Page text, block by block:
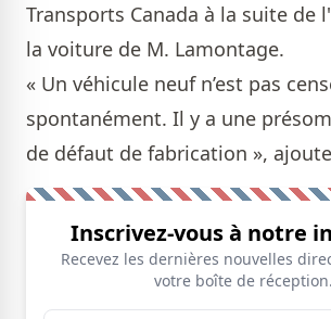
Transports Canada à la suite de
la voiture de M. Lamontage.
« Un véhicule neuf n’est pas
spontanément. Il y a une
de défaut de fabrication »,
Inscrivez-vous à notre
Recevez les dernières nouvelles
votre boîte de réception.